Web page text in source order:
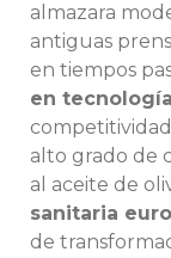
almazara
antiguas
en tiempos
en
alto grado de
al aceite de
sanitaria
de